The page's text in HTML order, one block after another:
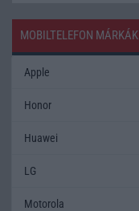
MOBILTELEFON MÁRKÁK
Apple
Honor
Huawei
LG
Motorola